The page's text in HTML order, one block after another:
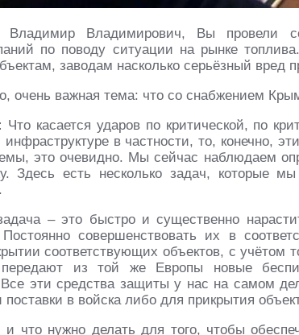
Владимир Владимирович, Вы провели
по поводу ситуации на рынке
заводам насколько серьёзный вред
очень важная тема: что со снабжением
Что касается ударов по критической, по
инфраструктуре в частности, то, конечно,
это очевидно. Мы сейчас наблюдаем
Здесь есть несколько задач, которые
– это быстро и существенно
совершенствовать их в
соответствующих объектов, с учётом
из той же Европы новые
эти средства защиты у нас на самом
поставки в войска либо для прикрытия
и что нужно делать для того, чтобы